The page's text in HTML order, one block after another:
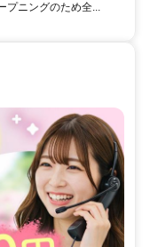
プニングのため全...